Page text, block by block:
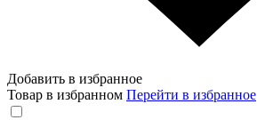
Добавить в избранное
Товар в избранном Перейти в избранное